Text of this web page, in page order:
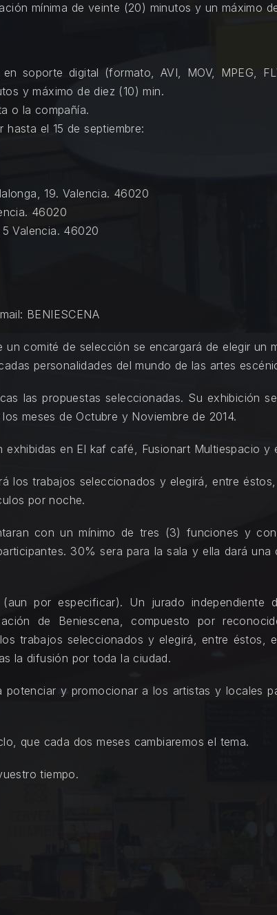
mínima de veinte (20) minutos y un máximo
soporte digital (formato, AVI, MOV, MPEG,
y máximo de diez (10) min.
o la compañía.
el 15 de septiembre:
19. Valencia. 46020
46020
Valencia. 46020
BENIESCENA
un comité de selección se encargará de elegir un
personalidades del mundo de las artes
las propuestas seleccionadas. Su exhibición
meses de Octubre y Noviembre de 2014.
exhibidas en El kaf café, Fusionart Multiespacio y
los trabajos seleccionados y elegirá, entre
por noche.
con un mínimo de tres (3) funciones y
30% sera para la sala y ella dará
por especificar). Un jurado independiente
de Beniescena, compuesto por
trabajos seleccionados y elegirá, entre éstos,
la difusión por toda la ciudad.
potenciar y promocionar a los artistas y locales
que cada dos meses cambiaremos el tema.
tiempo.